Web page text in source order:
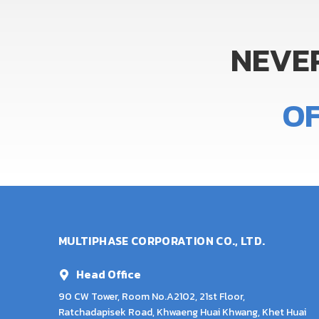
MULTIPHASE CORPORATION CO., LTD.
Head Office
90 CW Tower, Room No.A2102, 21st Floor,
Ratchadapisek Road, Khwaeng Huai Khwang, Khet Huai